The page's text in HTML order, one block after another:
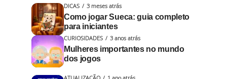
DICAS 3 meses atrás
Como jogar Sueca: guia completo
para iniciantes
CURIOSIDADES 3 anos atrás
Mulheres importantes no mundo
dos jogos